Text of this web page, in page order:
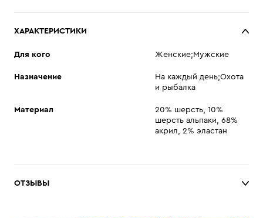
ХАРАКТЕРИСТИКИ
Для кого Женские;Мужские
Назначение
На каждый день;Охота
и рыбалка
Материал
20% шерсть, 10%
шерсть альпаки, 68%
акрил, 2% эластан
ОТЗЫВЫ